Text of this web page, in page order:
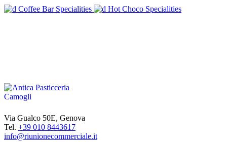
Coffee Bar Specialities Hot Choco Specialities
Via Gualco 50E, Genova
Tel. +39 010 8443617
info@riunionecommerciale.it